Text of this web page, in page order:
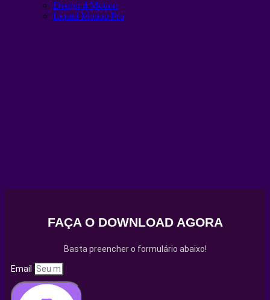
Design 4 Motion
Liquid Motion Pro
FAÇA O DOWNLOAD AGORA
Basta preencher o formulário abaixo!
Email